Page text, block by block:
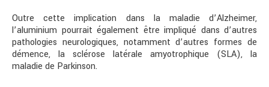
Outre cette implication dans la maladie d’Alzheimer,
l’aluminium pourrait également être impliqué dans d’autres
pathologies neurologiques, notamment d’autres formes de
démence, la sclérose latérale amyotrophique (SLA), la
maladie de Parkinson.